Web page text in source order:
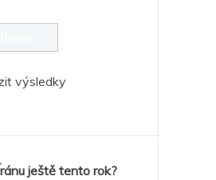
výsledky
ještě tento rok?